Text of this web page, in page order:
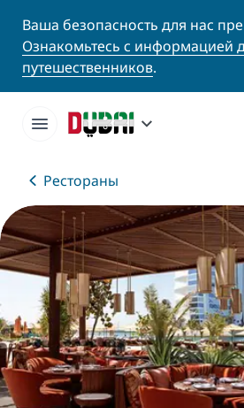
Ваша безопасность для нас
Ознакомьтесь с информацией
путешественников.
Рестораны